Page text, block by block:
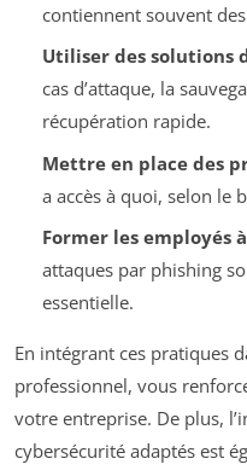
contiennent souvent
Utiliser des solutions
cas d’attaque, la
récupération rapide.
Mettre en place des
a accès à quoi, selon le
Former les employés
attaques par phishing
essentielle.
En intégrant ces pratiques
professionnel, vous
votre entreprise. De plus,
cybersécurité adaptés est